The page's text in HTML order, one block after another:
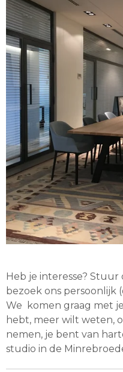
Heb je interesse? Stuur
bezoek ons persoonlijk
We komen graag met
hebt, meer wilt weten,
nemen, je bent van
studio in de